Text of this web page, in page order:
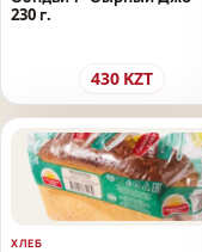
230 г.
430 KZT
ХЛЕБ